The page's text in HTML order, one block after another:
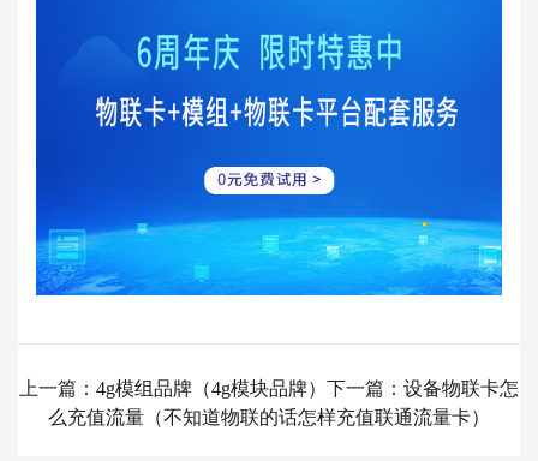
上一篇： 4g模组品牌（4g模块品牌） 下一篇： 设备物联卡怎
么充值流量（不知道物联的话怎样充值联通流量卡）